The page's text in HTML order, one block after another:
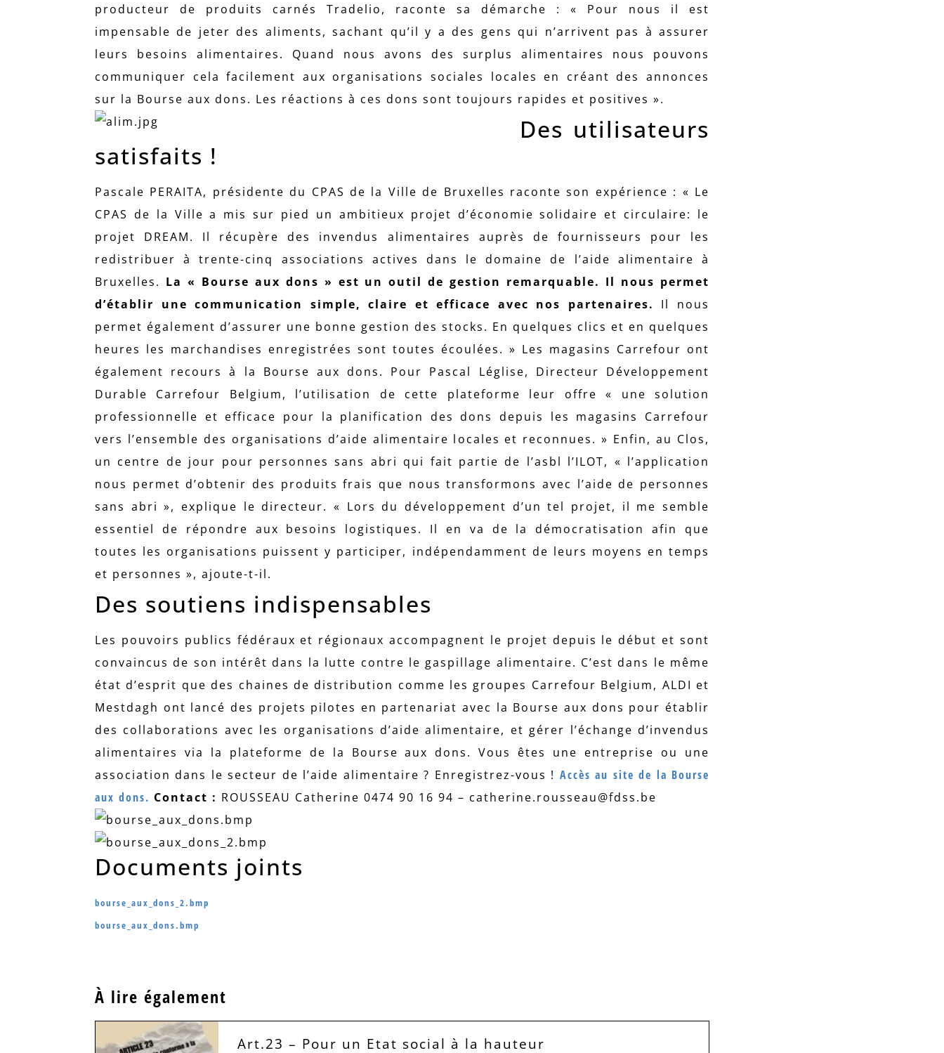
producteur de produits carnés Tradelio, raconte sa démarche : « Pour nous il est
impensable de jeter des aliments, sachant qu’il y a des gens qui n’arrivent pas à assurer
leurs besoins alimentaires. Quand nous avons des surplus alimentaires nous pouvons
communiquer cela facilement aux organisations sociales locales en créant des annonces
sur la Bourse aux dons. Les réactions à ces dons sont toujours rapides et positives ».
Des utilisateurs
satisfaits !
Pascale PERAITA, présidente du CPAS de la Ville de Bruxelles raconte son expérience : « Le
CPAS de la Ville a mis sur pied un ambitieux projet d’économie solidaire et circulaire: le
projet DREAM. Il récupère des invendus alimentaires auprès de fournisseurs pour les
redistribuer à trente-cinq associations actives dans le domaine de l’aide alimentaire à
Bruxelles. La « Bourse aux dons » est un outil de gestion remarquable. Il nous permet
d’établir une communication simple, claire et efficace avec nos partenaires. Il nous
permet également d’assurer une bonne gestion des stocks. En quelques clics et en quelques
heures les marchandises enregistrées sont toutes écoulées. » Les magasins Carrefour ont
également recours à la Bourse aux dons. Pour Pascal Léglise, Directeur Développement
Durable Carrefour Belgium, l’utilisation de cette plateforme leur offre « une solution
professionnelle et efficace pour la planification des dons depuis les magasins Carrefour
vers l’ensemble des organisations d’aide alimentaire locales et reconnues. » Enfin, au Clos,
un centre de jour pour personnes sans abri qui fait partie de l’asbl l’ILOT, « l’application
nous permet d’obtenir des produits frais que nous transformons avec l’aide de personnes
sans abri », explique le directeur. « Lors du développement d’un tel projet, il me semble
essentiel de répondre aux besoins logistiques. Il en va de la démocratisation afin que
toutes les organisations puissent y participer, indépendamment de leurs moyens en temps
et personnes », ajoute-t-il.
Des soutiens indispensables
Les pouvoirs publics fédéraux et régionaux accompagnent le projet depuis le début et sont
convaincus de son intérêt dans la lutte contre le gaspillage alimentaire. C’est dans le même
état d’esprit que des chaines de distribution comme les groupes Carrefour Belgium, ALDI et
Mestdagh ont lancé des projets pilotes en partenariat avec la Bourse aux dons pour établir
des collaborations avec les organisations d’aide alimentaire, et gérer l’échange d’invendus
alimentaires via la plateforme de la Bourse aux dons. Vous êtes une entreprise ou une
association dans le secteur de l’aide alimentaire ? Enregistrez-vous ! Accès au site de la Bourse
aux dons. Contact : ROUSSEAU Catherine 0474 90 16 94 – catherine.rousseau@fdss.be
Documents joints
bourse_aux_dons_2.bmp
bourse_aux_dons.bmp
À lire également
Art.23 – Pour un Etat social à la hauteur